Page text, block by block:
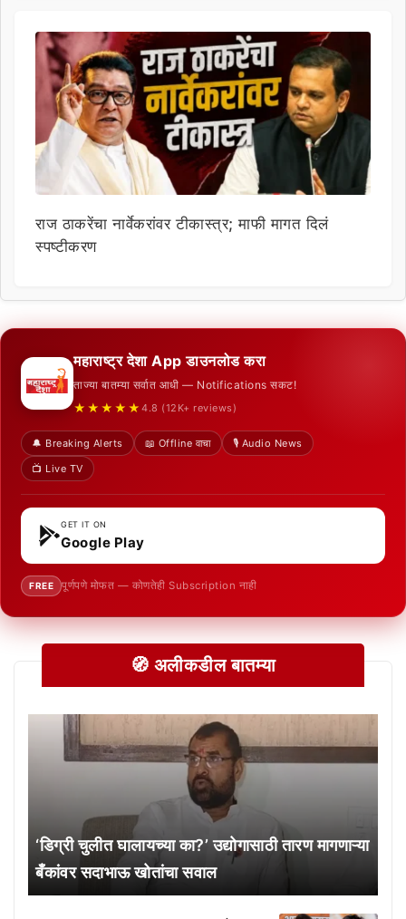
राज ठाकरेंचा नार्वेकरांवर टीकास्त्र; माफी मागत दिलं
स्पष्टीकरण
महाराष्ट्र देशा App डाउनलोड करा
ताज्या बातम्या सर्वात आधी — Notifications सकट!
★★★★★ 4.8 (12K+ reviews)
🔔 Breaking Alerts 📖 Offline वाचा
🎙️ Audio News
📺 Live TV
GET IT ON
Google Play
FREE पूर्णपणे मोफत — कोणतेही Subscription नाही
🧭 अलीकडील बातम्या
‘डिग्री चुलीत घालायच्या का?’ उद्योगासाठी तारण मागणाऱ्या
बँकांवर सदाभाऊ खोतांचा सवाल